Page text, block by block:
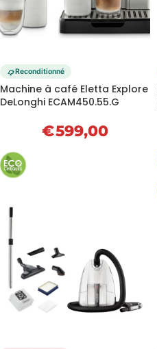
Reconditionné
Machine à café Eletta Explore
DeLonghi ECAM450.55.G
€599,00